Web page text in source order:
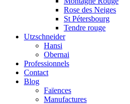
Rose des Neiges
St Pétersbourg
Tendre rouge
Utzschneider
Hansi
Obernai
Professionnels
Contact
Blog
Faïences
Manufactures